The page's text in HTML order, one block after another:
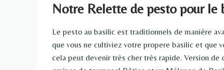
Notre Relette de pesto pour le
Le pesto au basilic est traditionnels de manière
que vous ne cultiviez votre propere basilic et que
cela peut devenir très cher très rapide. Version